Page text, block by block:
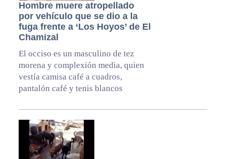
Hombre muere atropellado
por vehículo que se dio a la
fuga frente a ‘Los Hoyos’ de El
Chamizal
El occiso es un masculino de tez
morena y complexión media, quien
vestía camisa café a cuadros,
pantalón café y tenis blancos